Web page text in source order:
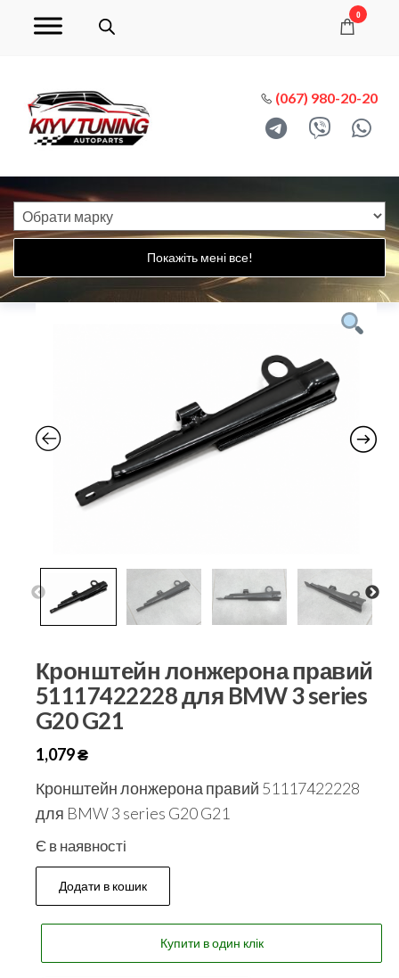
0
(067) 980-20-20
Покажіть мені все!
Кронштейн лонжерона правий
51117422228 для BMW 3 series
G20 G21
1,079₴
Кронштейн лонжерона правий 51117422228
для BMW 3 series G20 G21
Є в наявності
Додати в кошик
Купити в один клік